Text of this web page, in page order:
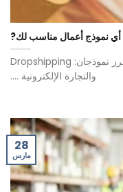
عندما تستكشف عالم الأعمال عبر الإنترنت, يبرز نموذجان: Dropshipping
والتجارة الإلكترونية ....
28
مارس